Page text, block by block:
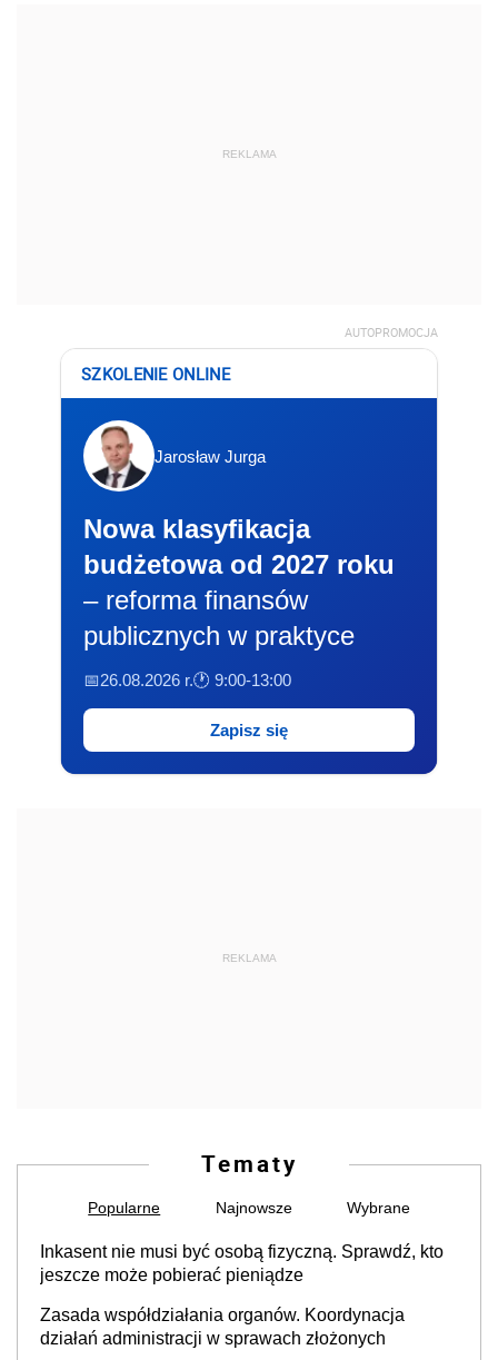
REKLAMA
AUTOPROMOCJA
SZKOLENIE ONLINE
Jarosław Jurga
Nowa klasyfikacja
budżetowa od 2027 roku
– reforma finansów
publicznych w praktyce
📅26.08.2026 r.🕐 9:00-13:00
Zapisz się
REKLAMA
Tematy
Popularne Najnowsze Wybrane
Inkasent nie musi być osobą fizyczną. Sprawdź, kto
jeszcze może pobierać pieniądze
Zasada współdziałania organów. Koordynacja
działań administracji w sprawach złożonych